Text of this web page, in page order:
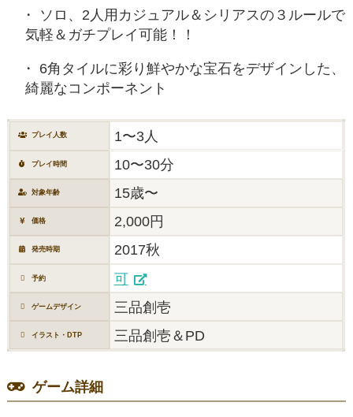
ソロ、2人用カジュアル＆シリアスの３ルールで
気軽＆ガチプレイ可能！！
6角タイルに彩り鮮やかな宝石をデザインした、
綺麗なコンポーネント
プレイ人数 1〜3人
プレイ時間 10〜30分
対象年齢 15歳〜
価格 2,000円
発売時期 2017秋
予約 可
ゲームデザイン 三品創壱
イラスト・DTP 三品創壱＆PD
ゲーム詳細